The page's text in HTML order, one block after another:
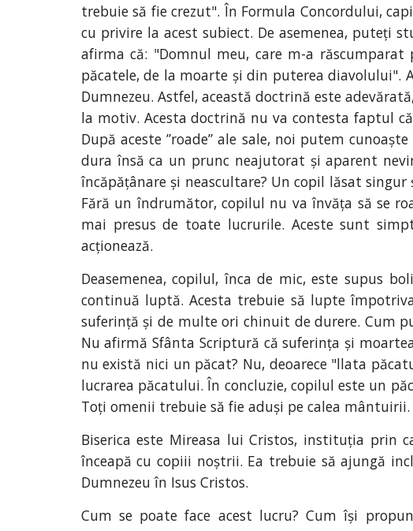
trebuie să fie crezut". În Formula Concordului,
cu privire la acest subiect. De asemenea, puteți
afirma că: "Domnul meu, care m-a
păcatele, de la moarte și din puterea diavolului".
Dumnezeu. Astfel, această doctrină este
la motiv. Acesta doctrină nu va contesta faptul
După aceste ”roade” ale sale, noi putem
dura însă ca un prunc neajutorat și aparent
încăpățânare și neascultare? Un copil lăsat
Fără un îndrumător, copilul nu va învăța să se
mai presus de toate lucrurile. Aceste sunt
acționează.
Deasemenea, copilul, înca de mic, este supus
continuă luptă. Acesta trebuie să lupte
suferință și de multe ori chinuit de durere. Cum
Nu afirmă Sfânta Scriptură că suferința și
nu există nici un păcat? Nu, deoarece "llata
lucrarea păcatului. În concluzie, copilul este un
Toți omenii trebuie să fie aduși pe calea mântuirii.
Biserica este Mireasa lui Cristos, instituția prin
înceapă cu copiii noștrii. Ea trebuie să ajungă
Dumnezeu în Isus Cristos.
Cum se poate face acest lucru? Cum își